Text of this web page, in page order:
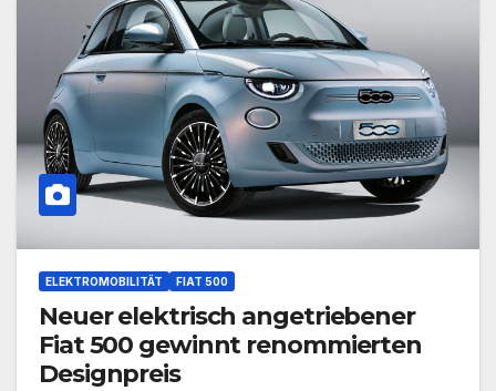
ELEKTROMOBILITÄT FIAT 500
Neuer elektrisch angetriebener
Fiat 500 gewinnt renommierten
Designpreis